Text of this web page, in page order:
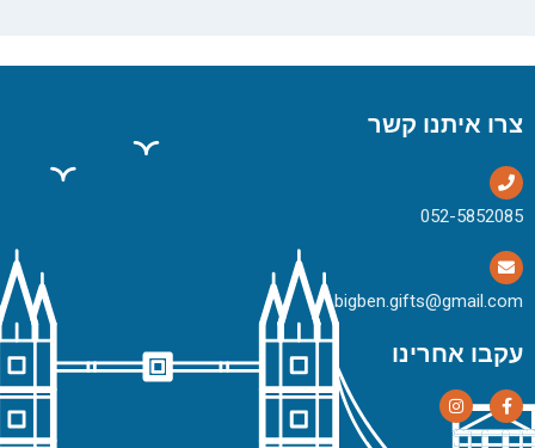
צרו איתנו קשר
bigben.gifts@gmail.com
עקבו אחרינו